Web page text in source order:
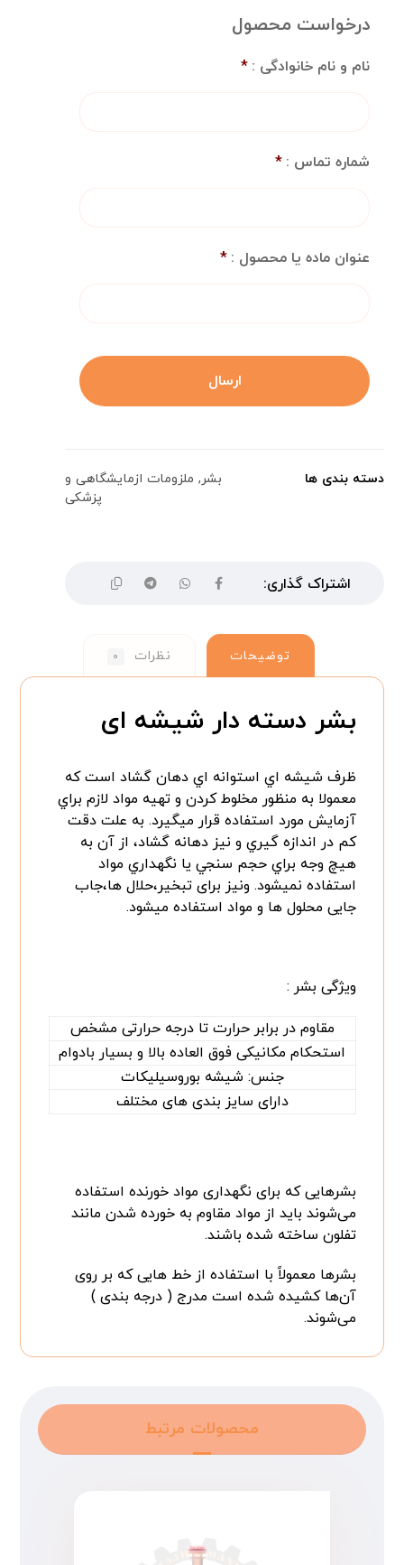
درخواست محصول
نام و نام خانوادگی : *
شماره تماس : *
عنوان ماده یا محصول : *
دسته بندی ها بشر, ملزومات ازمایشگاهی و
پزشکی
توضیحات نظرات ۰
بشر دسته دار شیشه ای
ظرف شيشه اي استوانه اي دهان گشاد است كه
معمولا به منظور مخلوط كردن و تهيه مواد لازم براي
آزمايش مورد استفاده قرار ميگيرد. به علت دقت
كم در اندازه گيري و نيز دهانه گشاد، از آن به
هيچ وجه براي حجم سنجي يا نگهداري مواد
استفاده نميشود. ونیز برای تبخیر،حلال ها،جاب
جایی محلول ها و مواد استفاده میشود.
ویژگی بشر :
مقاوم در برابر حرارت تا درجه حرارتی مشخص
استحکام مکانیکی فوق العاده بالا و بسیار بادوام
جنس: شیشه بوروسیلیکات
دارای سایز بندی های مختلف
بشرهایی که برای نگهداری مواد خورنده استفاده
می‌شوند باید از مواد مقاوم به خورده شدن مانند
تفلون ساخته شده باشند.
بشرها معمولاً با استفاده از خط هایی که بر روی
آن‌ها کشیده شده‌ است مدرج ( درجه بندی )
می‌شوند.
محصولات مرتبط